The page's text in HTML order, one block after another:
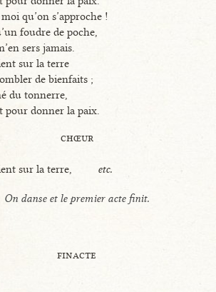
qu’on s’approche !
foudre de poche,
sers jamais.
sur la terre
de bienfaits ;
du tonnerre,
pour donner la paix.
chœur
sur la terre, etc.
On danse et le premier acte finit.
finacte